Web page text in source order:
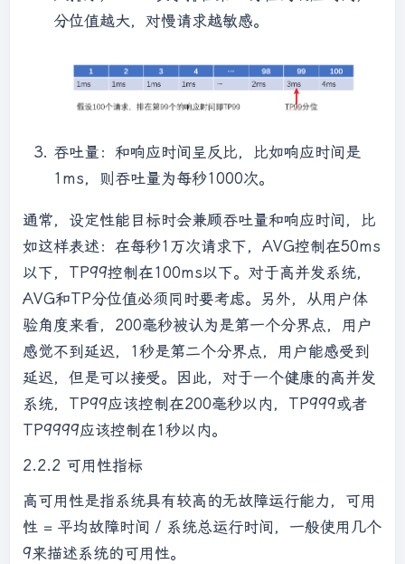
分位值越大，对慢请求越敏感。
吞吐量：和响应时间呈反比，比如响应时间是
1ms，则吞吐量为每秒1000次。
通常，设定性能目标时会兼顾吞吐量和响应时间，比
如这样表述：在每秒1万次请求下，AVG控制在50ms
以下，TP99控制在100ms以下。对于高并发系统，
AVG和TP分位值必须同时要考虑。另外，从用户体
验角度来看，200毫秒被认为是第一个分界点，用户
感觉不到延迟，1秒是第二个分界点，用户能感受到
延迟，但是可以接受。因此，对于一个健康的高并发
系统，TP99应该控制在200毫秒以内，TP999或者
TP9999应该控制在1秒以内。
2.2.2 可用性指标
高可用性是指系统具有较高的无故障运行能力，可用
性 = 平均故障时间 / 系统总运行时间，一般使用几个
9来描述系统的可用性。